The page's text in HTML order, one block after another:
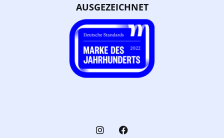
AUSGEZEICHNET